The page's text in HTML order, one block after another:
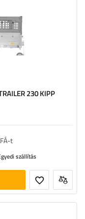
230 KIPP
t
szállítás